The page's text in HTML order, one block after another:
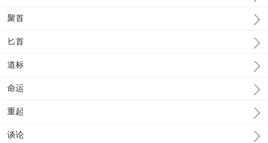
聚首
匕首
道标
命运
重起
谈论